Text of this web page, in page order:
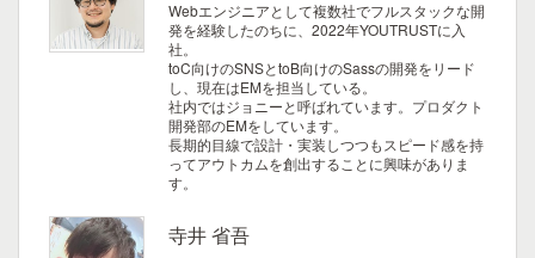
Webエンジニアとして複数社でフルスタックな開
発を経験したのちに、2022年YOUTRUSTに入
社。
toC向けのSNSとtoB向けのSassの開発をリード
し、現在はEMを担当している。
社内ではジョニーと呼ばれています。プロダクト
開発部のEMをしています。
長期的目線で設計・実装しつつもスピード感を持
ってアウトカムを創出することに興味がありま
す。
寺井 省吾